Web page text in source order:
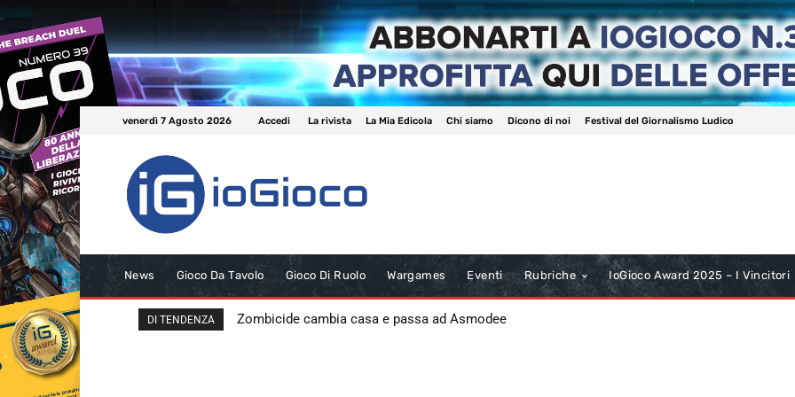
venerdì 7 Agosto 2026 Accedi La rivista La Mia Edicola Chi siamo Dicono di noi Festival del Giornalismo Ludico
News Gioco Da Tavolo Gioco Di Ruolo Wargames Eventi Rubriche IoGioco Award 2025 – I Vincitori
DI TENDENZA Zombicide cambia casa e passa ad Asmodee